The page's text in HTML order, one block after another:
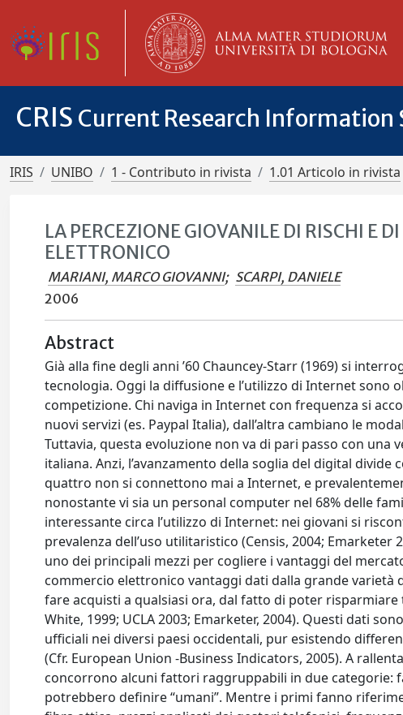
CRIS Current Research Information
IRIS UNIBO 1 - Contributo in rivista 1.01 Articolo in rivista
LA PERCEZIONE GIOVANILE DI RISCHI E
ELETTRONICO
MARIANI, MARCO GIOVANNI; SCARPI, DANIELE
2006
Abstract
Già alla fine degli anni ’60 Chauncey-Starr (1969) si
tecnologia. Oggi la diffusione e l’utilizzo di Internet
competizione. Chi naviga in Internet con frequenza si
nuovi servizi (es. Paypal Italia), dall’altra cambiano le
Tuttavia, questa evoluzione non va di pari passo con
italiana. Anzi, l’avanzamento della soglia del digital
quattro non si connettono mai a Internet, e
nonostante vi sia un personal computer nel 68% delle
interessante circa l’utilizzo di Internet: nei giovani si
prevalenza dell’uso utilitaristico (Censis, 2004; Emarketer
uno dei principali mezzi per cogliere i vantaggi del
commercio elettronico vantaggi dati dalla grande varietà
fare acquisti a qualsiasi ora, dal fatto di poter
White, 1999; UCLA 2003; Emarketer, 2004). Questi dati
ufficiali nei diversi paesi occidentali, pur esistendo
(Cfr. European Union -Business Indicators, 2005). A
concorrono alcuni fattori raggruppabili in due categorie:
potrebbero definire “umani”. Mentre i primi fanno